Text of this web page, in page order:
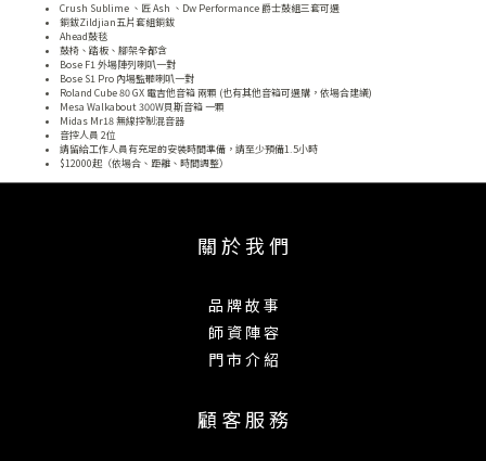
Crush Sublime 、匠 Ash 、Dw Performance 爵士鼓組三套可選
銅鈸Zildjian五片套組銅鈸
Ahead鼓毯
鼓椅、踏板、腳架全都含
Bose F1 外場陣列喇叭一對
Bose S1 Pro 內場監聽喇叭一對
Roland Cube 80 GX 電吉他音箱 兩顆 (也有其他音箱可選購，依場合建議)
Mesa Walkabout 300W貝斯音箱 一顆
Midas Mr18 無線控制混音器
音控人員 2位
請留給工作人員有充足的安裝時間準備，請至少預備1.5小時
$12000起（依場合、距離、時間調整）
關 於 我 們
品 牌 故 事
師 資 陣 容
門 市 介 紹
顧 客 服 務